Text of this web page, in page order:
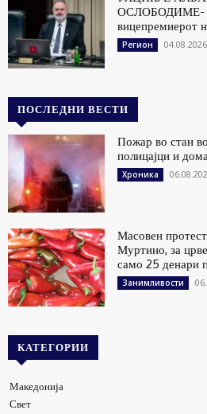
ОСЛОБОДИМЕ-
вицепремиерот
Регион
ПОСЛЕДНИ ВЕСТИ
Пожар во стан
полицајци и
Хроника
Масовен
Муртино, за
само 25 денари
Занимливости
КАТЕГОРИИ
Македонија
Свет